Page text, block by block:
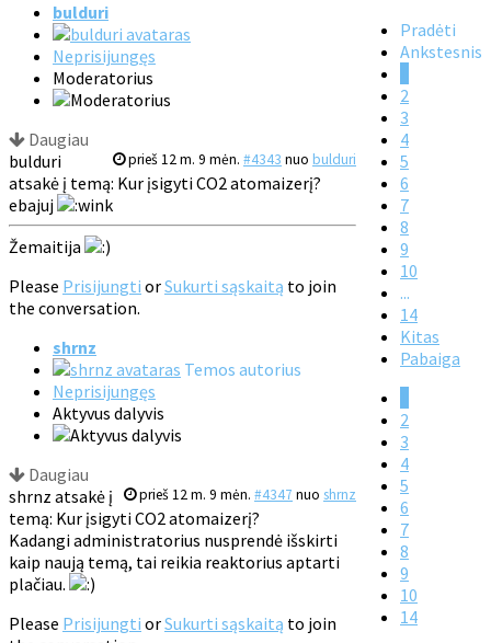
Pradėti
Ankstesnis
2
3
4
5
6
7
8
9
10
...
14
Kitas
Pabaiga
2
3
4
5
6
7
8
9
10
14
bulduri
Neprisijungęs
Moderatorius
Daugiau
prieš 12 m. 9 mėn. #4343 nuo bulduri
bulduri
atsakė į temą: Kur įsigyti CO2 atomaizerį?
ebajuj
Žemaitija
Please Prisijungti orSukurti sąskaitą to join
the conversation.
shrnz
Temos autorius
Neprisijungęs
Aktyvus dalyvis
Daugiau
prieš 12 m. 9 mėn. #4347 nuo shrnz
shrnz atsakė į
temą: Kur įsigyti CO2 atomaizerį?
Kadangi administratorius nusprendė išskirti
kaip naują temą, tai reikia reaktorius aptarti
plačiau.
Please Prisijungti orSukurti sąskaitą to join